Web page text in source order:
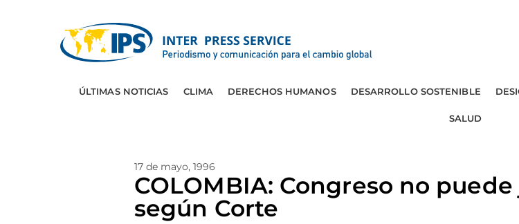
ÚLTIMAS NOTICIAS CLIMA DERECHOS HUMANOS DESARROLLO SOSTENIBLE
SALUD
17 de mayo, 1996
COLOMBIA: Congreso no
según Corte